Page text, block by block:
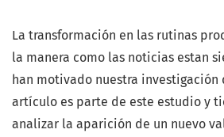
La transformación en las rutinas
la manera como las noticias estan
han motivado nuestra investigación
artículo es parte de este estudio y
analizar la aparición de un nuevo